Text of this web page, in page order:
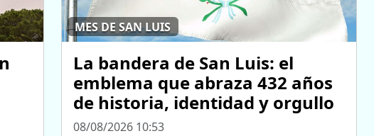
MES DE SAN LUIS
La bandera de San Luis: el
emblema que abraza 432 años
de historia, identidad y orgullo
08/08/2026 10:53